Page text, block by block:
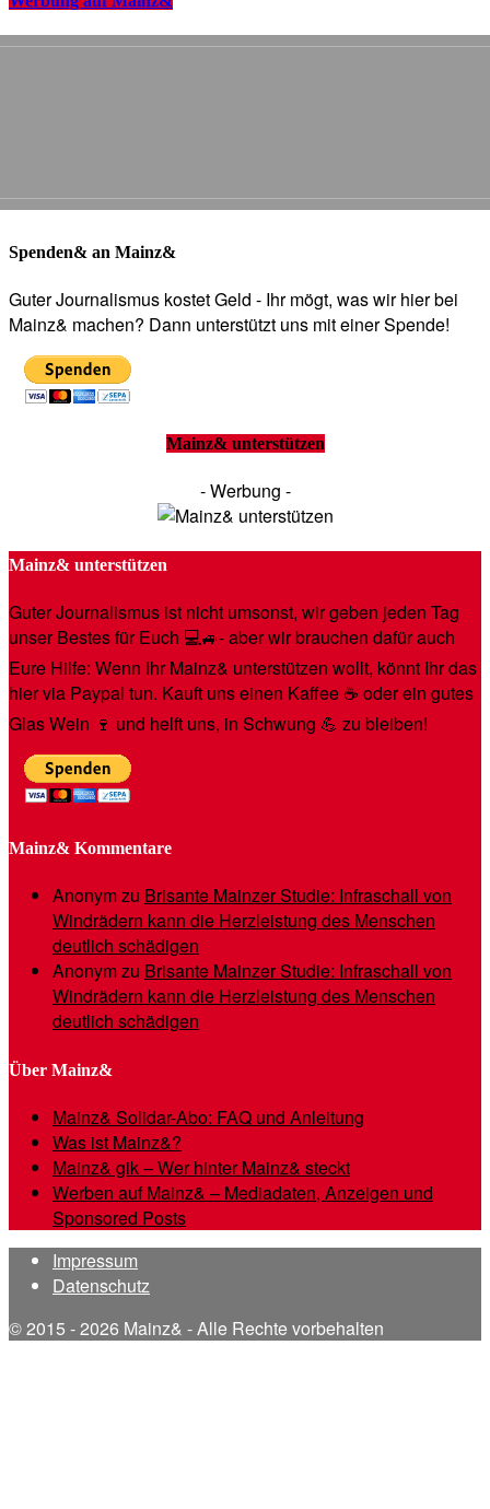
Spenden& an Mainz&
Guter Journalismus kostet Geld - Ihr mögt, was wir hier bei
Mainz& machen? Dann unterstützt uns mit einer Spende!
Mainz& unterstützen
- Werbung -
Mainz& unterstützen
Guter Journalismus ist nicht umsonst, wir geben jeden Tag
unser Bestes für Euch 💻🚙- aber wir brauchen dafür auch
Eure Hilfe: Wenn Ihr Mainz& unterstützen wollt, könnt Ihr das
hier via Paypal tun. Kauft uns einen Kaffee ☕️ oder ein gutes
Glas Wein 🍷 und helft uns, in Schwung 💪 zu bleiben!
Mainz& Kommentare
Anonymzu Brisante Mainzer Studie: Infraschall von
Windrädern kann die Herzleistung des Menschen
deutlich schädigen
Anonymzu Brisante Mainzer Studie: Infraschall von
Windrädern kann die Herzleistung des Menschen
deutlich schädigen
Über Mainz&
Mainz& Solidar-Abo: FAQ und Anleitung
Was ist Mainz&?
Mainz& gik – Wer hinter Mainz& steckt
Werben auf Mainz& – Mediadaten, Anzeigen und
Sponsored Posts
Impressum
Datenschutz
© 2015 - 2026 Mainz& - Alle Rechte vorbehalten